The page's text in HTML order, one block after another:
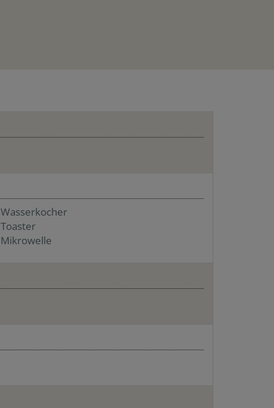
Wasserkocher
Toaster
Mikrowelle